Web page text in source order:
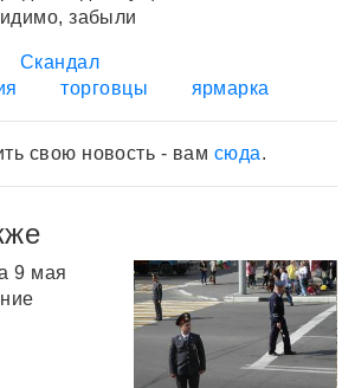
забыли
Скандал
торговцы ярмарка
свою новость - вам сюда.
9 мая